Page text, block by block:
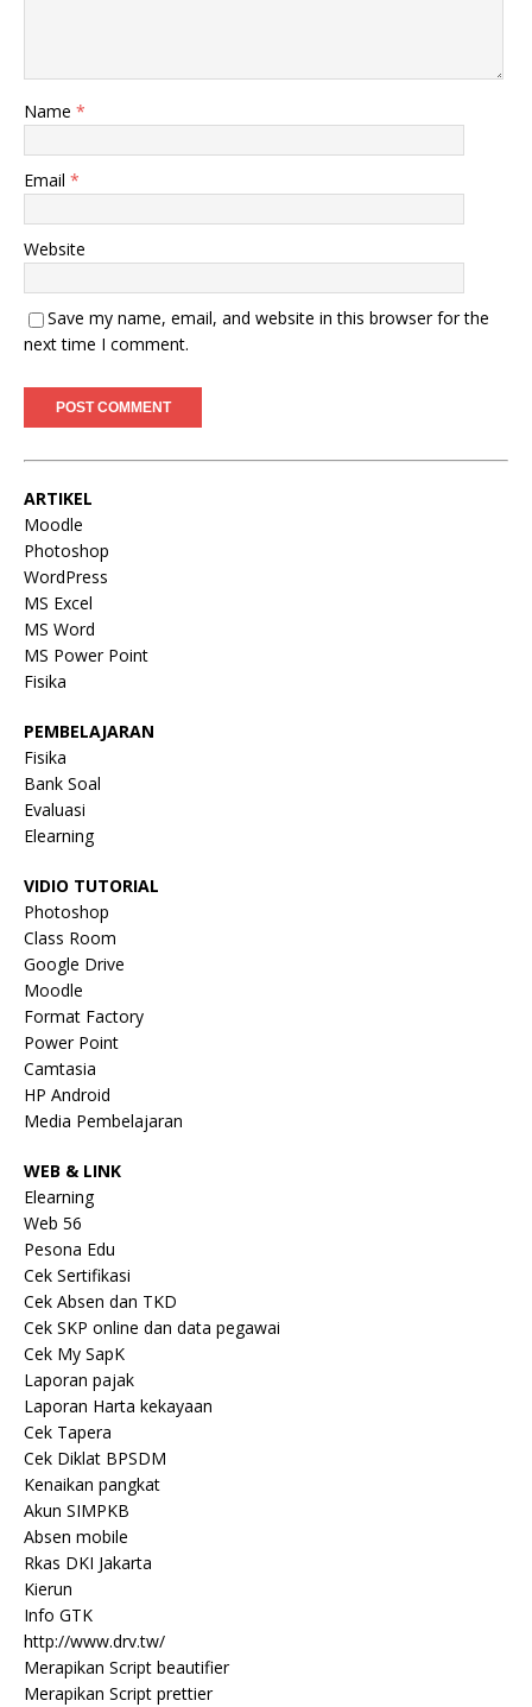
Name *
Email *
Website
Save my name, email, and website in this browser for the
next time I comment.
ARTIKEL
Moodle
Photoshop
WordPress
MS Excel
MS Word
MS Power Point
Fisika
PEMBELAJARAN
Fisika
Bank Soal
Evaluasi
Elearning
VIDIO TUTORIAL
Photoshop
Class Room
Google Drive
Moodle
Format Factory
Power Point
Camtasia
HP Android
Media Pembelajaran
WEB & LINK
Elearning
Web 56
Pesona Edu
Cek Sertifikasi
Cek Absen dan TKD
Cek SKP online dan data pegawai
Cek My SapK
Laporan pajak
Laporan Harta kekayaan
Cek Tapera
Cek Diklat BPSDM
Kenaikan pangkat
Akun SIMPKB
Absen mobile
Rkas DKI Jakarta
Kierun
Info GTK
http://www.drv.tw/
Merapikan Script beautifier
Merapikan Script prettier